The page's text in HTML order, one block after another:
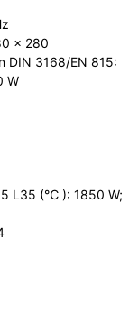
x 280
DIN 3168/EN 815:
W
L35 (℃ ): 1850 W;